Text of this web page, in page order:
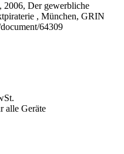
, 2006, Der gewerbliche
, München, GRIN
64309
alle Geräte